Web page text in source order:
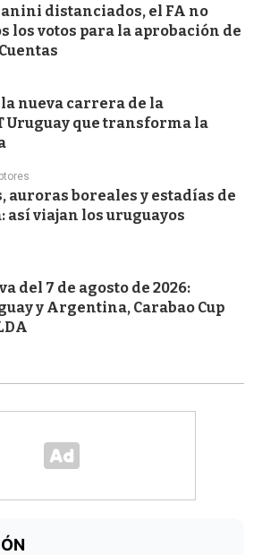
distanciados, el FA no
los votos para la aprobación de
nueva carrera de la
Uruguay que transforma la
auroras boreales y estadías de
así viajan los uruguayos
del 7 de agosto de 2026:
y Argentina, Carabao Cup